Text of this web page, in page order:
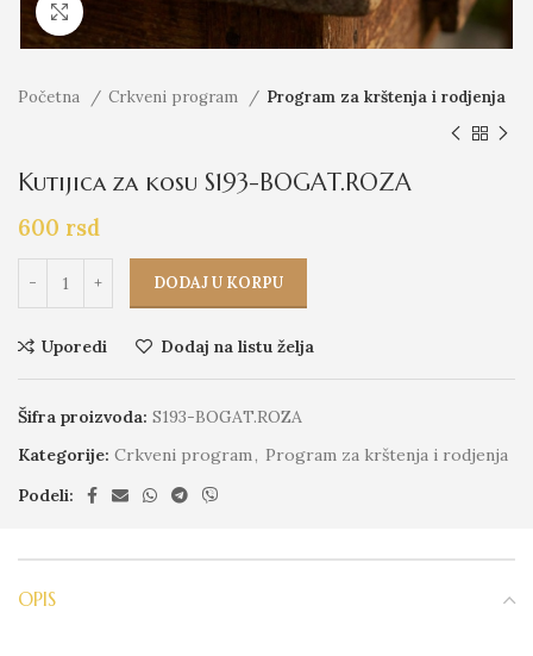
Početna Crkveni program Program za krštenja i rodjenja
Kutijica za kosu S193-BOGAT.ROZA
600 rsd
DODAJ U KORPU
Uporedi Dodaj na listu želja
Šifra proizvoda: S193-BOGAT.ROZA
Kategorije: Crkveni program, Program za krštenja i rodjenja
Podeli:
OPIS